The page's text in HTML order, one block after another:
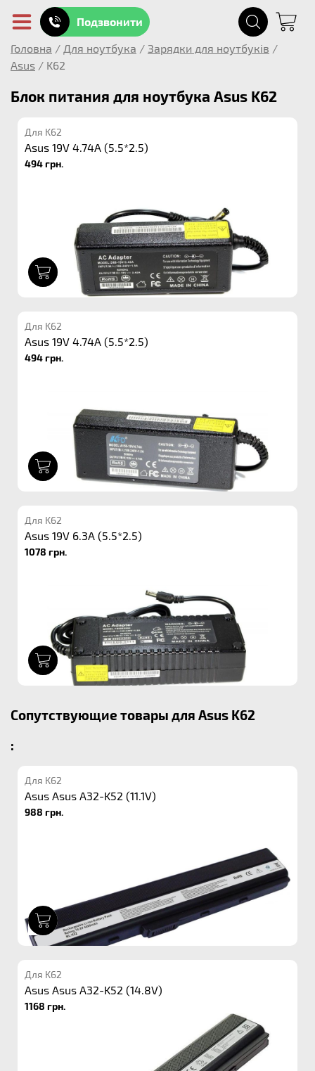
Подзвонити
Головна / Для ноутбука / Зарядки для ноутбуків /
Asus / K62
Блок питания для ноутбука Asus K62
Для K62
Asus 19V 4.74A (5.5*2.5)
494 грн.
Для K62
Asus 19V 4.74A (5.5*2.5)
494 грн.
Для K62
Asus 19V 6.3A (5.5*2.5)
1078 грн.
Сопутствующие товары для Asus K62
:
Для K62
Asus Asus A32-K52 (11.1V)
988 грн.
Для K62
Asus Asus A32-K52 (14.8V)
1168 грн.